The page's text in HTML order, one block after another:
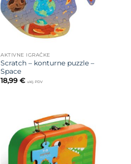
AKTIVNE IGRAČKE
Scratch – konturne puzzle –
Space
18,99€ uklj. PDV
Dodajte
na listu
želja